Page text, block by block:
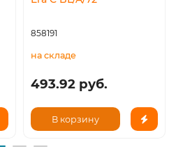
858191
на складе
493.92 руб.
В корзину